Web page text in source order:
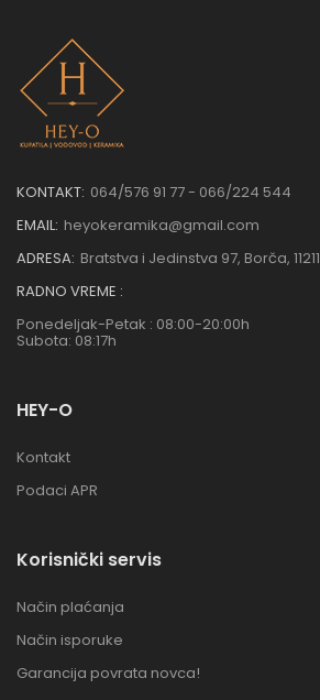
KONTAKT: 064/576 91 77 - 066/224 544
EMAIL: heyokeramika@gmail.com
ADRESA: Bratstva i Jedinstva 97, Borča, 11211
RADNO VREME :
Ponedeljak-Petak : 08:00-20:00h
Subota: 08:17h
HEY-O
Kontakt
Podaci APR
Korisnički servis
Način plaćanja
Način isporuke
Garancija povrata novca!